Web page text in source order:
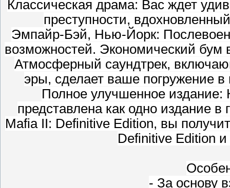
Классическая драма: Вас ждет
преступности,
Эмпайр-Бэй, Нью-Йорк:
возможностей. Экономический бум
Атмосферный саундтрек,
эры, сделает ваше погружение
Полное улучшенное
представлена как одно издание
Mafia II: Definitive Edition, вы
Definitive Edition
- За основу